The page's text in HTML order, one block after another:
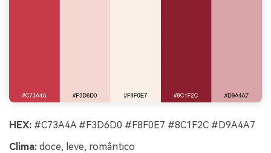
HEX: #C73A4A #F3D6D0 #F8F0E7 #8C1F2C #D9A4A7
Clima: doce, leve, romântico